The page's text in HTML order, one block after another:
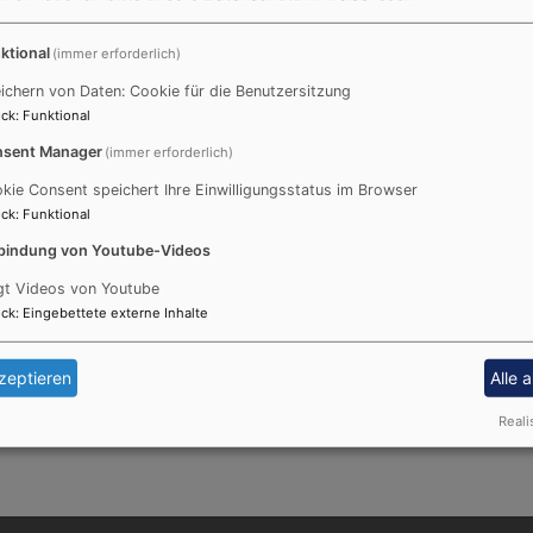
auf ihrem Weg zur Konfirmation, organisieren
auch unsere eigene Jugendarbeit, planen
(MAK = MitArbeiterKreis), in der Regel am ersten
tauschen Ideen aus und haben eine gute Zeit
Lust hat, sich einzubringen, ist herzlich
dich gerne bei uns melden! Folge uns auch auf Instagram
thomas-augsburg.de
(immer erforderlich)
von Daten: Cookie für die Benutzersitzung
: Funktional
Manager (immer erforderlich)
Consent speichert Ihre Einwilligungsstatus im Browser
: Funktional
von Youtube-Videos
Videos von Youtube
: Eingebettete externe Inhalte
Alle